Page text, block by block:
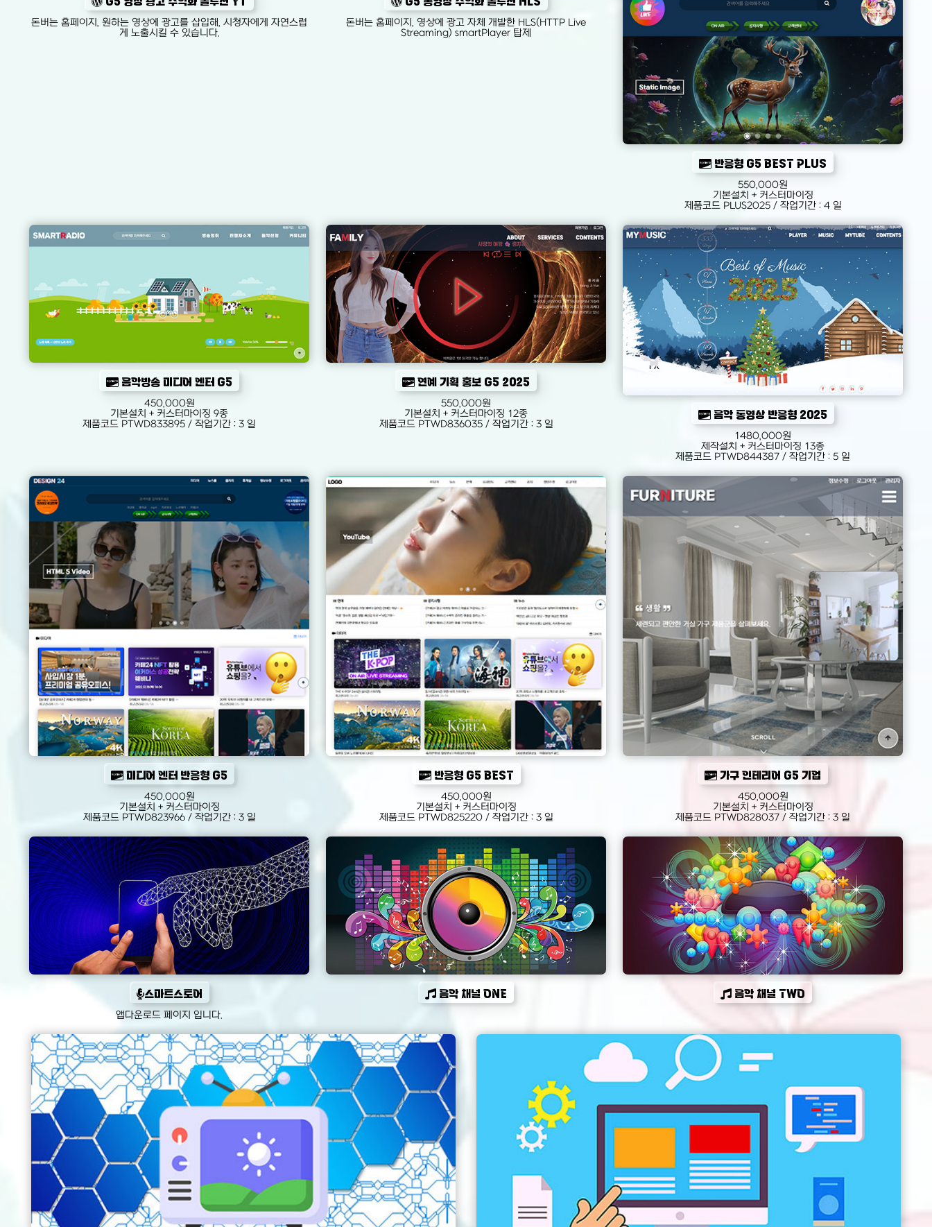
G5 영상 광고 수익화 솔루션 YT
돈버는 홈페이지, 원하는 영상에 광고를 삽입해, 시청자에게 자연스럽
게 노출시킬 수 있습니다.
G5 동영상 수익화 솔루션 HLS
돈버는 홈페이지, 영상에 광고 자체 개발한 HLS(HTTP Live
Streaming) smartPlayer 탑제
반응형 G5 BEST PLUS
550,000원
기본설치 + 커스터마이징
제품코드 PLUS2025 / 작업기간 : 4 일
음악방송 미디어 엔터 G5
450,000원
기본설치 + 커스터마이징 9종
제품코드 PTWD833895 / 작업기간 : 3 일
연예 기획 홍보 G5 2025
550,000원
기본설치 + 커스터마이징 12종
제품코드 PTWD836035 / 작업기간 : 3 일
음악 동영상 반응형 2025
1480,000원
제작설치 + 커스터마이징 13종
제품코드 PTWD844387 / 작업기간 : 5 일
미디어 엔터 반응형 G5
450,000원
기본설치 + 커스터마이징
제품코드 PTWD823966 / 작업기간 : 3 일
반응형 G5 BEST
450,000원
기본설치 + 커스터마이징
제품코드 PTWD825220 / 작업기간 : 3 일
가구 인테리어 G5 기업
450,000원
기본설치 + 커스터마이징
제품코드 PTWD828037 / 작업기간 : 3 일
스마트스토어
앱다운로드 페이지 입니다.
음악 채널 ONE 음악 채널 TWO